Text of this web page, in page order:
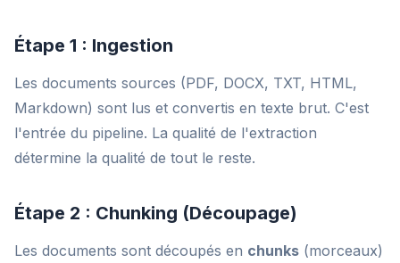
Étape 1 : Ingestion
Les documents sources (PDF, DOCX, TXT, HTML,
Markdown) sont lus et convertis en texte brut. C'est
l'entrée du pipeline. La qualité de l'extraction
détermine la qualité de tout le reste.
Étape 2 : Chunking (Découpage)
Les documents sont découpés en chunks (morceaux)